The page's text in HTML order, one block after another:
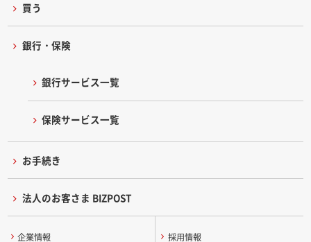
買う
銀行・保険
銀行サービス一覧
保険サービス一覧
お手続き
法人のお客さま BIZPOST
企業情報 採用情報